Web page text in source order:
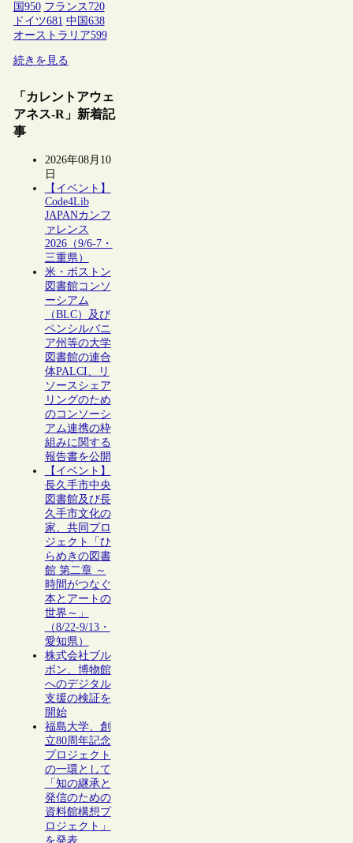
国 950 フランス 720
ドイツ681 中国 638
オーストラリア599
続きを見る
「カレントアウェ
アネス-R」新着記
事
2026年08月10
日
【イベント】
Code4Lib
JAPANカンフ
ァレンス
2026（9/6-7・
三重県）
米・ボストン
図書館コンソ
ーシアム
（BLC）及び
ペンシルバニ
ア州等の大学
図書館の連合
体PALCI、リ
ソースシェア
リングのため
のコンソーシ
アム連携の枠
組みに関する
報告書を公開
【イベント】
長久手市中央
図書館及び長
久手市文化の
家、共同プロ
ジェクト「ひ
らめきの図書
館 第二章 ～
時間がつなぐ
本とアートの
世界～」
（8/22-9/13・
愛知県）
株式会社ブル
ボン、博物館
へのデジタル
支援の検証を
開始
福島大学、創
立80周年記念
プロジェクト
の一環として
「知の継承と
発信のための
資料館構想プ
ロジェクト」
を発表